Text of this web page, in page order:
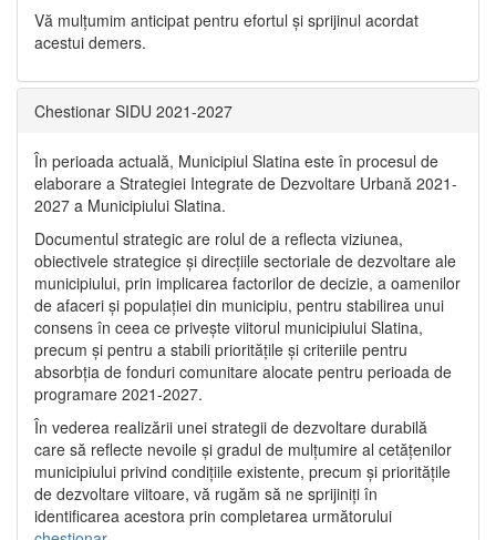
Vă mulţumim anticipat pentru efortul şi sprijinul acordat
acestui demers.
Chestionar SIDU 2021-2027
În perioada actuală, Municipiul Slatina este în procesul de
elaborare a Strategiei Integrate de Dezvoltare Urbană 2021‐
2027 a Municipiului Slatina.
Documentul strategic are rolul de a reflecta viziunea,
obiectivele strategice și direcțiile sectoriale de dezvoltare ale
municipiului, prin implicarea factorilor de decizie, a oamenilor
de afaceri și populației din municipiu, pentru stabilirea unui
consens în ceea ce privește viitorul municipiului Slatina,
precum și pentru a stabili prioritățile și criteriile pentru
absorbția de fonduri comunitare alocate pentru perioada de
programare 2021-2027.
În vederea realizării unei strategii de dezvoltare durabilă
care să reflecte nevoile și gradul de mulțumire al cetățenilor
municipiului privind condițiile existente, precum și prioritățile
de dezvoltare viitoare, vă rugăm să ne sprijiniți în
identificarea acestora prin completarea următorului